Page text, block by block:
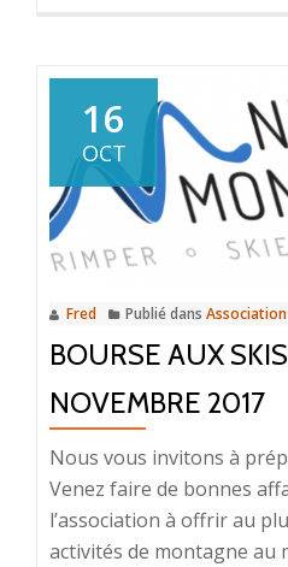
16
OCT
Fred Publié dans Association
BOURSE AUX SKIS
NOVEMBRE 2017
Nous vous invitons à
Venez faire de bonnes
l’association à offrir au
activités de montagne au